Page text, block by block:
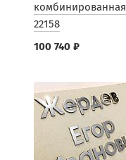
комбинированная
22158
100 740 ₽